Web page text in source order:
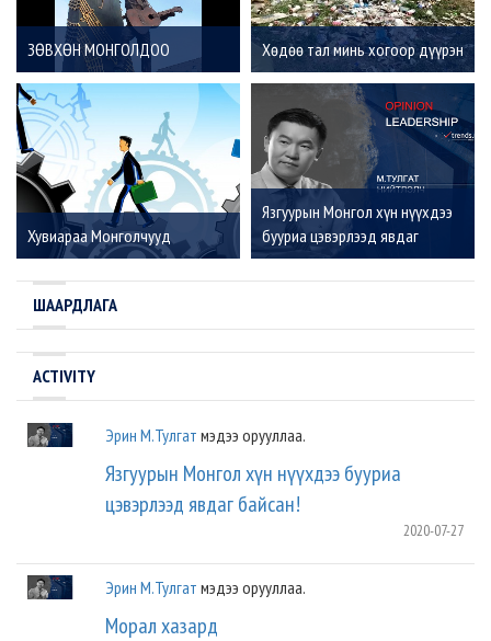
ЗӨВХӨН МОНГОЛДОО Хөдөө тал минь хогоор дүүрэн
Хувиараа Монголчууд
Язгуурын Монгол хүн нүүхдээ
бууриа цэвэрлээд явдаг
байсан!
ШААРДЛАГА
ACTIVITY
Эрин М.Тулгат мэдээ орууллаа.
Язгуурын Монгол хүн нүүхдээ бууриа
цэвэрлээд явдаг байсан!
2020-07-27
Эрин М.Тулгат мэдээ орууллаа.
Морал хазард